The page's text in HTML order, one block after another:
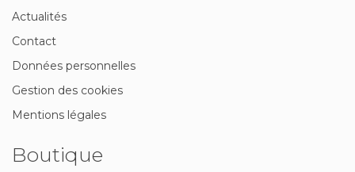
Actualités
Contact
Données personnelles
Gestion des cookies
Mentions légales
Boutique